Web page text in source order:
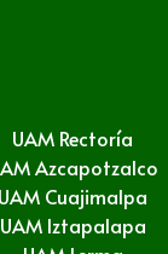
UAM Rectoría
Azcapotzalco
UAM Cuajimalpa
UAM Iztapalapa